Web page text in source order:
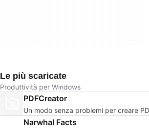
Le più scaricate
Produttività per Windows
PDFCreator
Un modo senza problemi per creare
Narwhal Facts